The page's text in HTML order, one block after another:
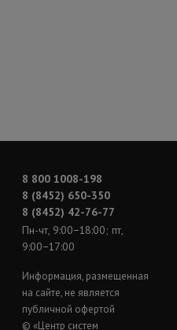
8 800 1008-198
8 (8452) 650-350
8 (8452) 42-76-77
Пн-чт, 9:00−18:00; пт,
9:00−17:00
Информация, размещенная
на сайте, не является
публичной офертой
© «Центр систем